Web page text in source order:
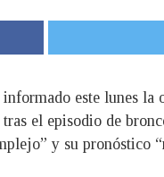
este lunes
el episodio de
y su pronóstico